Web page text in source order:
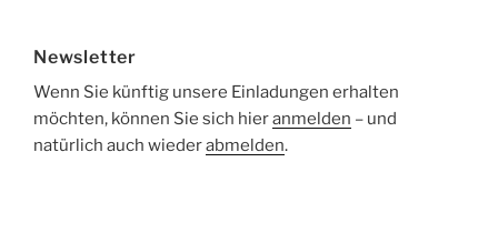
Newsletter
Wenn Sie künftig unsere Einladungen erhalten
möchten, können Sie sich hieranmelden – und
natürlich auch wiederabmelden.